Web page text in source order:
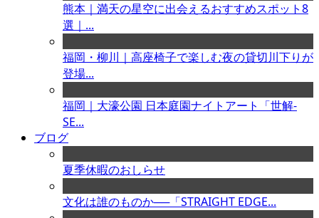
熊本｜満天の星空に出会えるおすすめスポット8
選｜...
福岡・柳川｜高座椅子で楽しむ夜の貸切川下りが
登場...
福岡｜大濠公園 日本庭園ナイトアート「世解-
SE...
ブログ
夏季休暇のおしらせ
文化は誰のものか──「STRAIGHT EDGE...